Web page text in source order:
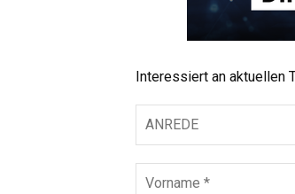
Interessiert an aktuellen